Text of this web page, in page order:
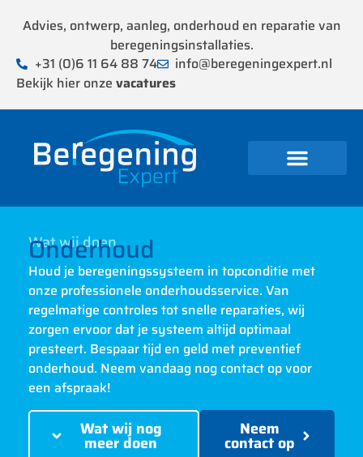
Advies, ontwerp, aanleg, onderhoud en reparatie van
beregeningsinstallaties.
+31 (0)6 11 64 88 74
info@beregeningexpert.nl
Bekijk hier onze vacatures
Wat wij doen
Onderhoud
Houd je beregeningssysteem in topconditie met
onze professionele onderhoudsservice. Van
regelmatige controles tot snelle reparaties, wij
zorgen ervoor dat je systeem altijd optimaal
presteert. Bespaar tijd en geld met preventief
onderhoud. Neem vandaag nog contact op voor
een afspraak!
Wat wij nog
meer doen
Neem
contact op